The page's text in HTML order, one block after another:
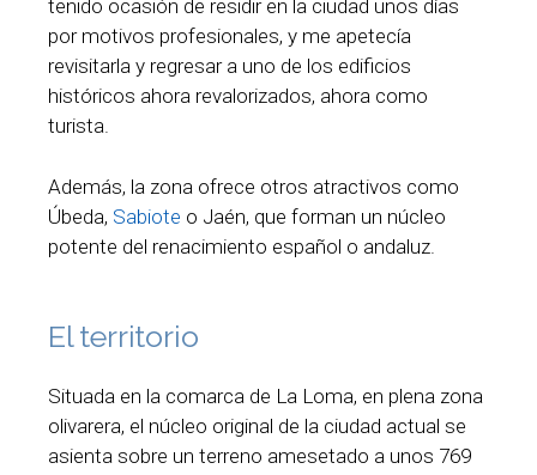
tenido ocasión de residir en la ciudad unos días
por motivos profesionales, y me apetecía
revisitarla y regresar a uno de los edificios
históricos ahora revalorizados, ahora como
turista.
Además, la zona ofrece otros atractivos como
Úbeda, Sabiote o Jaén, que forman un núcleo
potente del renacimiento español o andaluz.
El territorio
Situada en la comarca de La Loma, en plena zona
olivarera, el núcleo original de la ciudad actual se
asienta sobre un terreno amesetado a unos 769